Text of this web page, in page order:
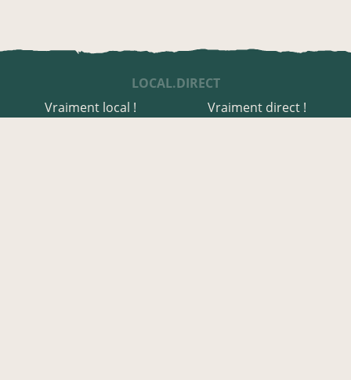
LOCAL.DIRECT
Vraiment local !
Vraiment direct !